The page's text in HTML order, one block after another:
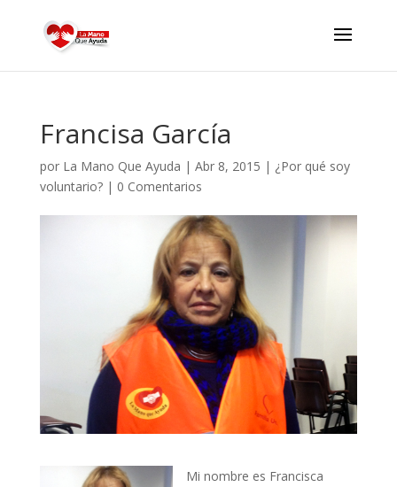
Francisa García
por La Mano Que Ayuda | Abr 8, 2015 | ¿Por qué soy
voluntario?| 0 Comentarios
Mi nombre es Francisca